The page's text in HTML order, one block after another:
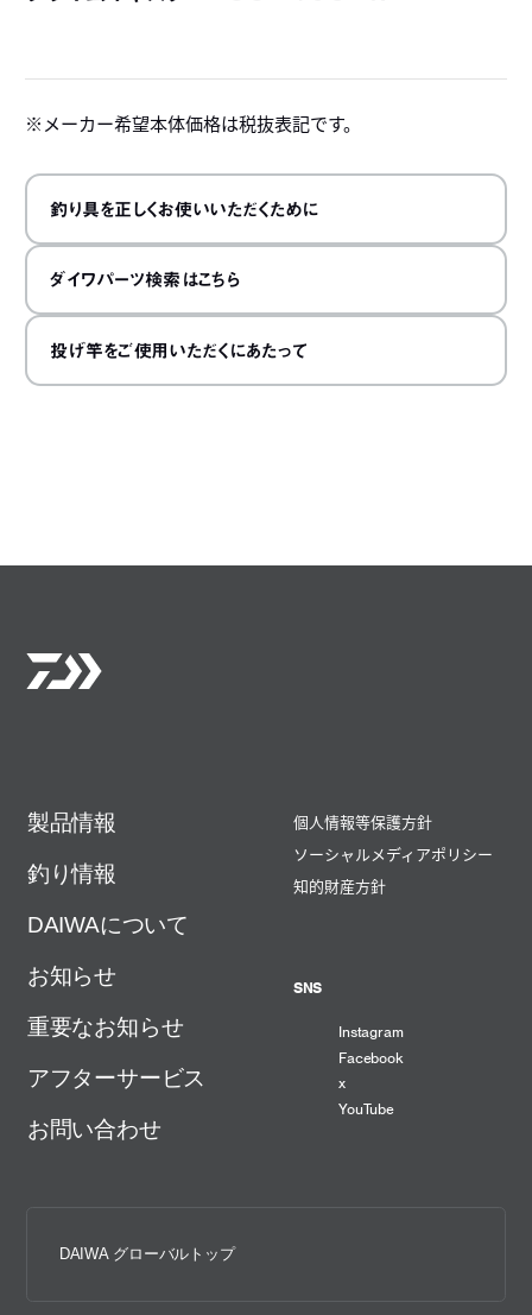
メーカー希望本体価格は税抜表記です。
釣り具を正しくお使いいただくために
ダイワパーツ検索はこちら
投げ竿をご使用いただくにあたって
製品情報
釣り情報
DAIWAについて
お知らせ
重要なお知らせ
アフターサービス
お問い合わせ
個人情報等保護方針
ソーシャルメディアポリシー
知的財産方針
SNS
Instagram
Facebook
x
YouTube
DAIWA グローバルトップ